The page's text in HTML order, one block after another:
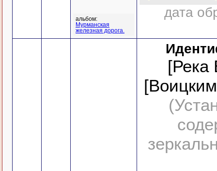
дата
альбом:
Мурманская
железная дорога.
[Река